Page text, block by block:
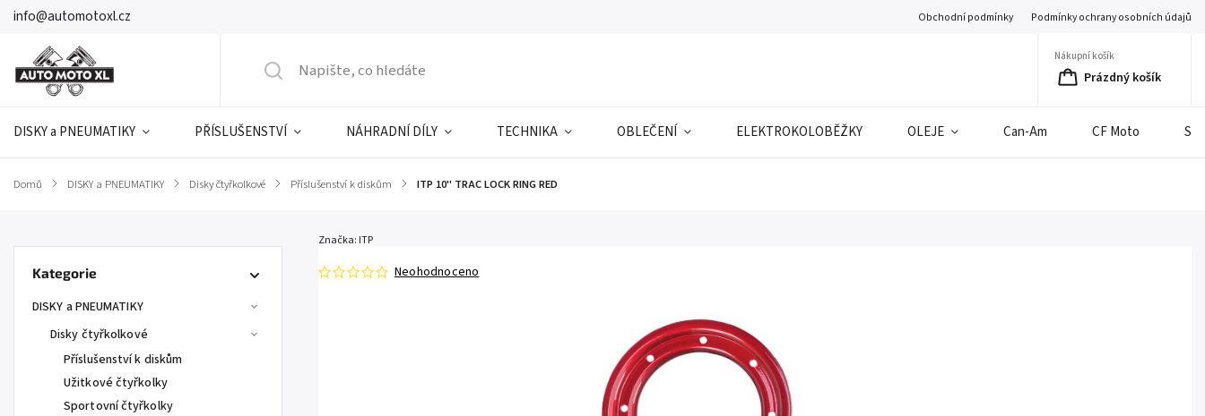
info@automotoxl.cz Obchodní podmínky Podmínky ochrany osobních údajů
Nákupní košík
Prázdný košík
DISKY a PNEUMATIKY PŘÍSLUŠENSTVÍ NÁHRADNÍ DÍLY TECHNIKA OBLEČENÍ ELEKTROKOLOBĚŽKY OLEJE Can-Am CF Moto
Domů / DISKY a PNEUMATIKY / Disky čtyřkolkové / Příslušenství k diskům / ITP 10" TRAC LOCK RING RED
Kategorie
DISKY a PNEUMATIKY
Disky čtyřkolkové
Příslušenství k diskům
Užitkové čtyřkolky
Sportovní čtyřkolky
Neohodnoceno
Značka: ITP